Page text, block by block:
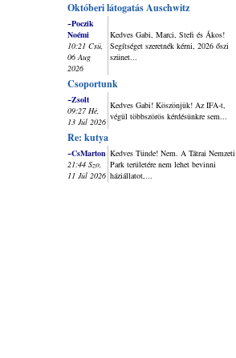
Októberi látogatás Auschwitz
~Poczik
Noémi
10:21 Csü,
06 Aug
2026
Kedves Gabi, Marci, Stefi és Ákos!
Segítséget szeretnék kérni, 2026 őszi
szünet...
Csoportunk
~Zsolt
09:27 Hé,
13 Júl 2026
Kedves Gabi! Köszönjük! Az IFA-t,
végül többszörös kérdésünkre sem...
Re: kutya
~CsMarton
21:44 Szo,
11 Júl 2026
Kedves Tünde! Nem. A Tátrai Nemzeti
Park területére nem lehet bevinni
háziállatot,...